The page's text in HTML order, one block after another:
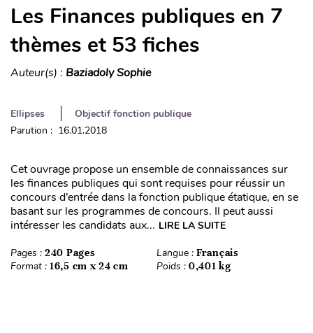
Les Finances publiques en 7
thèmes et 53 fiches
Auteur(s) : Baziadoly Sophie
Ellipses
Objectif fonction publique
Parution : 16.01.2018
Cet ouvrage propose un ensemble de connaissances sur
les finances publiques qui sont requises pour réussir un
concours d’entrée dans la fonction publique étatique, en se
basant sur les programmes de concours. Il peut aussi
intéresser les candidats aux... LIRE LA SUITE
Pages : 240 Pages Langue : Français
Format : 16,5 cm x 24 cm Poids : 0,401 kg